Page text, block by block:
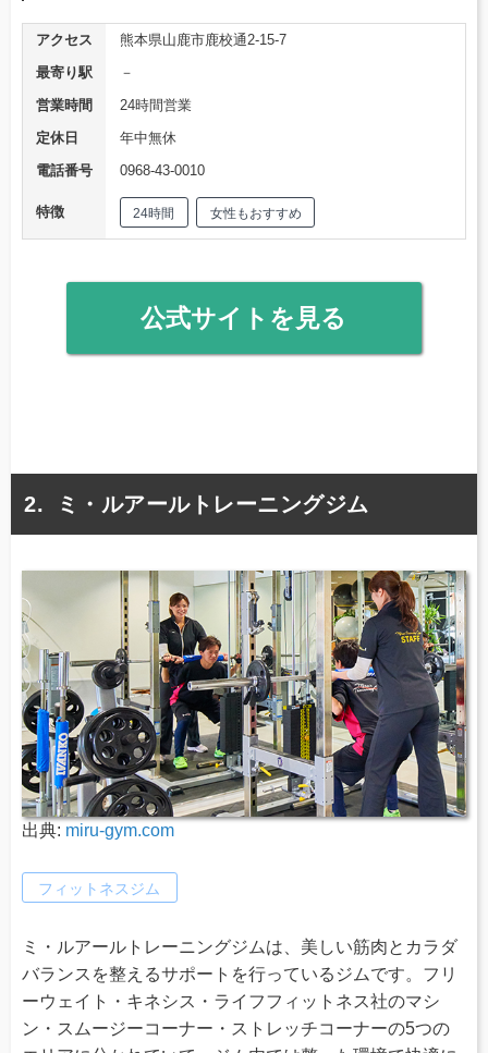
アクセス
熊本県山鹿市鹿校通2-15-7
最寄り駅
－
営業時間
24時間営業
定休日
年中無休
電話番号
0968-43-0010
特徴 24時間 女性もおすすめ
公式サイトを見る
ミ・ルアールトレーニングジム
出典: miru-gym.com
フィットネスジム
ミ・ルアールトレーニングジムは、美しい筋肉とカラダ
バランスを整えるサポートを行っているジムです。フリ
ーウェイト・キネシス・ライフフィットネス社のマシ
ン・スムージーコーナー・ストレッチコーナーの5つの